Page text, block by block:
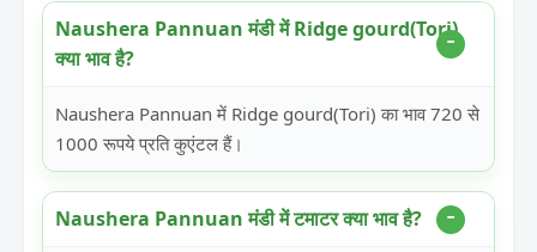
Naushera Pannuan मंडी में Ridge gourd(Tori)
क्या भाव है?
Naushera Pannuan में Ridge gourd(Tori) का भाव 720 से
1000 रूपये प्रति कुएंटल हैं।
Naushera Pannuan मंडी में टमाटर क्या भाव है?